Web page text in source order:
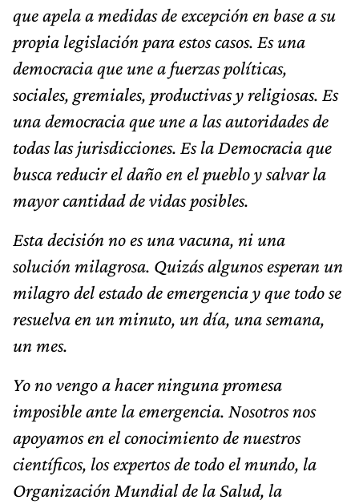
que apela a medidas de excepción en base a su
propia legislación para estos casos. Es una
democracia que une a fuerzas políticas,
sociales, gremiales, productivas y religiosas. Es
una democracia que une a las autoridades de
todas las jurisdicciones. Es la Democracia que
busca reducir el daño en el pueblo y salvar la
mayor cantidad de vidas posibles.
Esta decisión no es una vacuna, ni una
solución milagrosa. Quizás algunos esperan un
milagro del estado de emergencia y que todo se
resuelva en un minuto, un día, una semana,
un mes.
Yo no vengo a hacer ninguna promesa
imposible ante la emergencia. Nosotros nos
apoyamos en el conocimiento de nuestros
científicos, los expertos de todo el mundo, la
Organización Mundial de la Salud, la